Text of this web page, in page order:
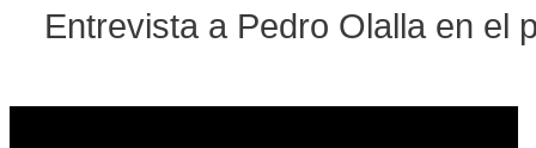
Entrevista a Pedro Olalla en el